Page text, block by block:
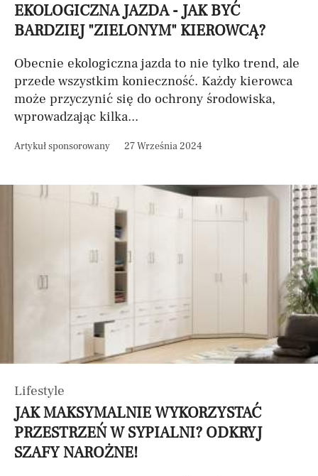
EKOLOGICZNA JAZDA - JAK BYĆ
BARDZIEJ "ZIELONYM" KIEROWCĄ?
Obecnie ekologiczna jazda to nie tylko trend, ale
przede wszystkim konieczność. Każdy kierowca
może przyczynić się do ochrony środowiska,
wprowadzając kilka...
Artykuł sponsorowany 27 Września 2024
Lifestyle
JAK MAKSYMALNIE WYKORZYSTAĆ
PRZESTRZEŃ W SYPIALNI? ODKRYJ
SZAFY NAROŻNE!